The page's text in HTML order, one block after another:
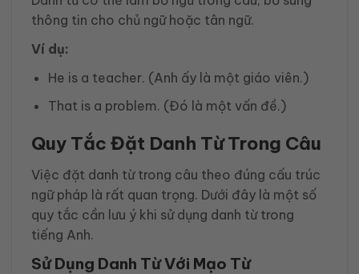
thông tin cho chủ ngữ hoặc tân ngữ.
Ví dụ:
He is a teacher. (Anh ấy là một giáo viên.)
That is a problem. (Đó là một vấn đề.)
Quy Tắc Đặt Danh Từ Trong Câu
Việc đặt danh từ trong câu theo đúng cấu trúc
ngữ pháp là rất quan trọng. Dưới đây là một số
quy tắc cần lưu ý khi sử dụng danh từ trong
tiếng Anh.
Sử Dụng Danh Từ Với Mạo Từ